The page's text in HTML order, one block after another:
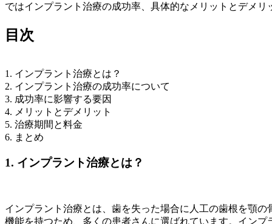
ではインプラント治療の成功率、具体的なメリットとデメ
目次
1. インプラント治療とは？
2. インプラント治療の成功率について
3. 成功率に影響する要因
4. メリットとデメリット
5. 治療期間と料金
6. まとめ
1. インプラント治療とは？
インプラント治療とは、歯を失った場合に人工の歯根を顎
機能を持つため、多くの患者さんに選ばれています。イン